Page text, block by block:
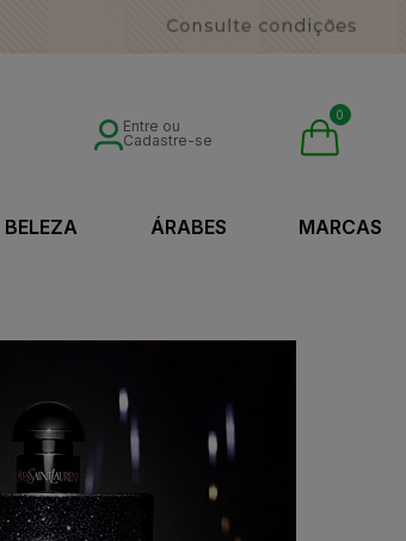
Entre ou
Cadastre-se
0
BELEZA ÁRABES MARCAS